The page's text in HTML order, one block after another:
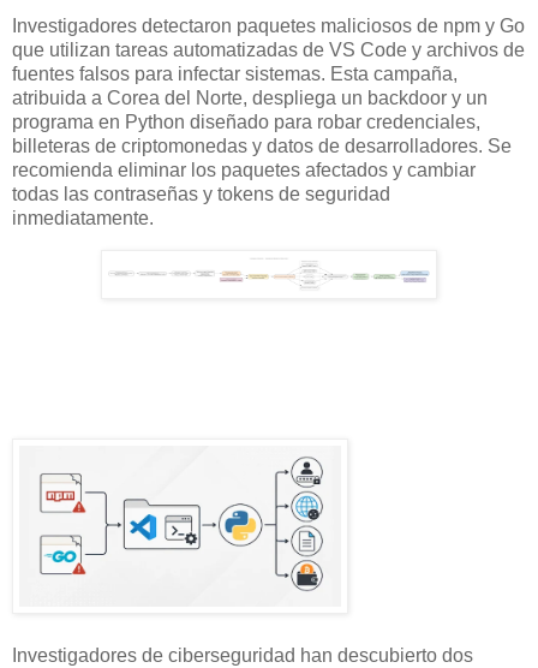
Investigadores detectaron paquetes maliciosos de npm y Go
que utilizan tareas automatizadas de VS Code y archivos de
fuentes falsos para infectar sistemas. Esta campaña,
atribuida a Corea del Norte, despliega un backdoor y un
programa en Python diseñado para robar credenciales,
billeteras de criptomonedas y datos de desarrolladores. Se
recomienda eliminar los paquetes afectados y cambiar
todas las contraseñas y tokens de seguridad
inmediatamente.
Investigadores de ciberseguridad han descubierto dos